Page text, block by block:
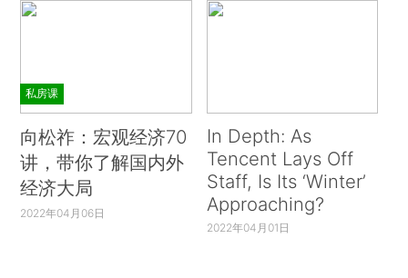
私房课
向松祚：宏观经济70
讲，带你了解国内外
经济大局
2022年04月06日
In Depth: As
Tencent Lays Off
Staff, Is Its ‘Winter’
Approaching?
2022年04月01日